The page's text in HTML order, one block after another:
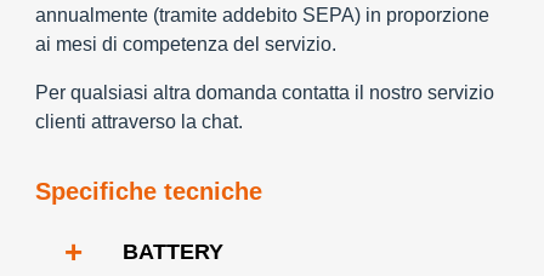
annualmente (tramite addebito SEPA) in proporzione
ai mesi di competenza del servizio.
Per qualsiasi altra domanda contatta il nostro servizio
clienti attraverso la chat.
Specifiche tecniche
+ BATTERY